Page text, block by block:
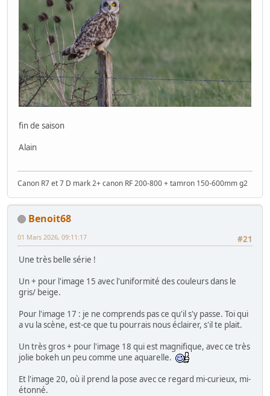
fin de saison
Alain
Canon R7 et 7 D mark 2+ canon RF 200-800 + tamron 150-600mm g2
Benoit68
#21
01 Mars 2026, 09:11:17
Une très belle série !
Un + pour l'image 15 avec l'uniformité des couleurs dans le
gris/ beige.
Pour l'image 17 : je ne comprends pas ce qu'il s'y passe. Toi qui
a vu la scène, est-ce que tu pourrais nous éclairer, s'il te plait.
Un très gros + pour l'image 18 qui est magnifique, avec ce très
jolie bokeh un peu comme une aquarelle.
Et l'image 20, où il prend la pose avec ce regard mi-curieux, mi-
étonné.